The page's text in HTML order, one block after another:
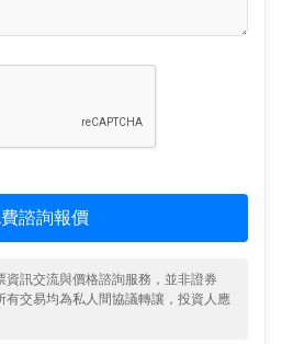
諮詢報價
資訊交流與價格諮詢服務，並非證券
有交易均為私人間協議轉讓，投資人應